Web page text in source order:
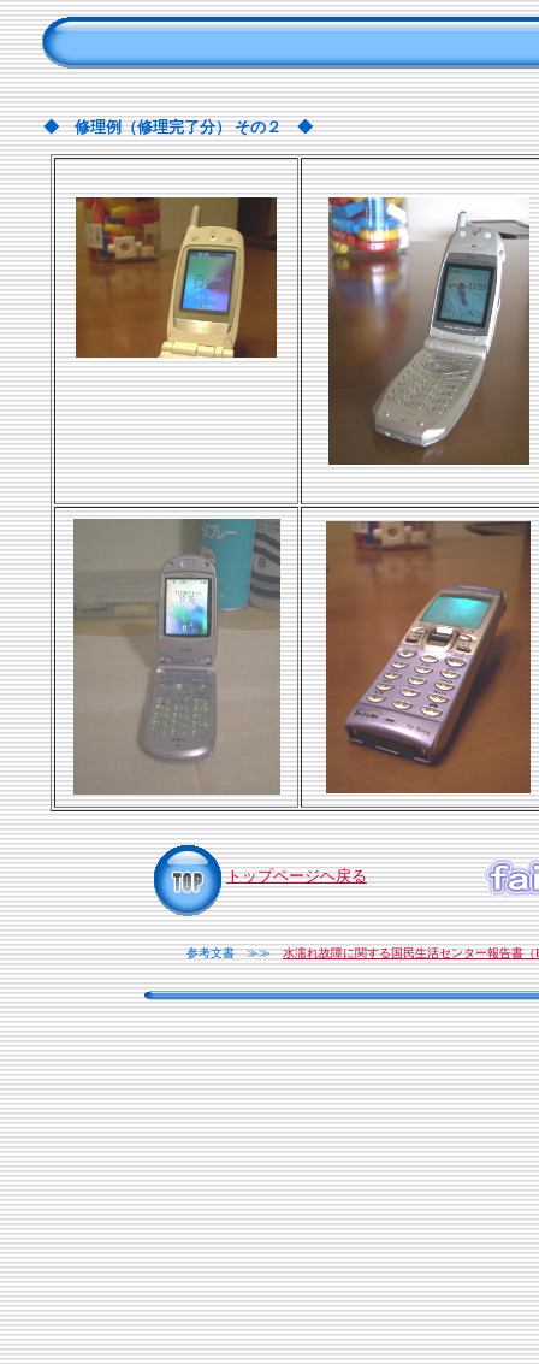
トップページヘ戻る
◆ 修理例（修理完了分） その２ ◆
参考文書 ≫≫水濡れ故障に関する国民生活センター報告書（